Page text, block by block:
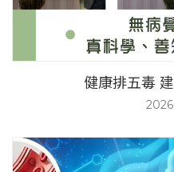
健康排五毒